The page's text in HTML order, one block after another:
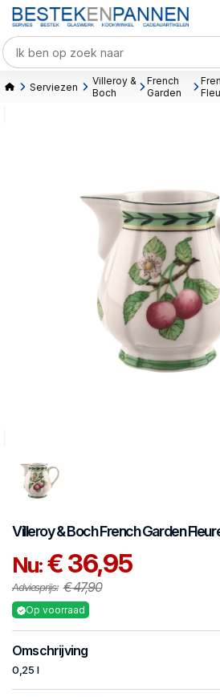
Serviezen
Villeroy &
Boch
French
Garden
Villeroy & BochFrench Garden
Nu:€ 36,95
Adviesprijs: € 47,90
Op voorraad
Omschrijving
0,25 l